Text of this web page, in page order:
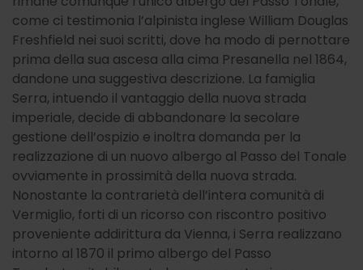
come ci testimonia l’alpinista inglese William Douglas
Freshfield nei suoi scritti, dove ha modo di pernottare
prima della sua ascesa alla cima Presanella nel 1864,
dandone una suggestiva descrizione. La famiglia
Serra, intuendo il vantaggio della nuova strada
imperiale, decide di abbandonare la secolare
gestione dell’ospizio e inoltra domanda per la
realizzazione di un nuovo albergo al Passo del Tonale
ovviamente in prossimità della nuova strada.
Nonostante la contrarietà dell’intera comunità di
Vermiglio, forti di un ricorso con riscontro positivo
proveniente addirittura da Vienna, i Serra realizzano
intorno al 1870 il primo albergo del Passo